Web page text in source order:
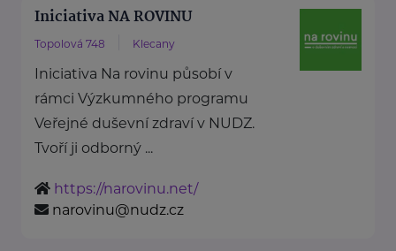
Iniciativa NA ROVINU
Topolová 748 Klecany
Iniciativa Na rovinu působí v
rámci Výzkumného programu
Veřejné duševní zdraví v NUDZ.
Tvoří ji odborný ...
https://narovinu.net/
narovinu@nudz.cz